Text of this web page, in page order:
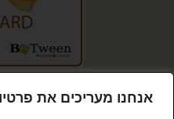
אנחנו מעריכים אתקנייה